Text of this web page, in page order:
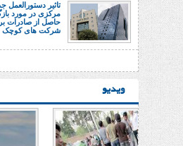
تاثیر دستورالعمل
مرکزی در مورد
حاصل از صادرات بر
شرکت های کوچک
ویدیو